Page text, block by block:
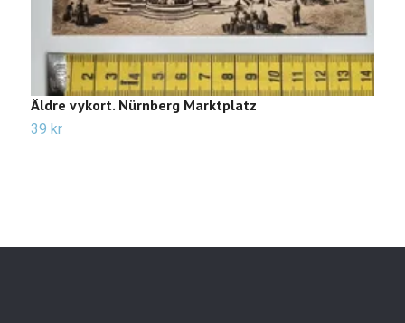
Äldre vykort. Nürnberg Marktplatz
39 kr